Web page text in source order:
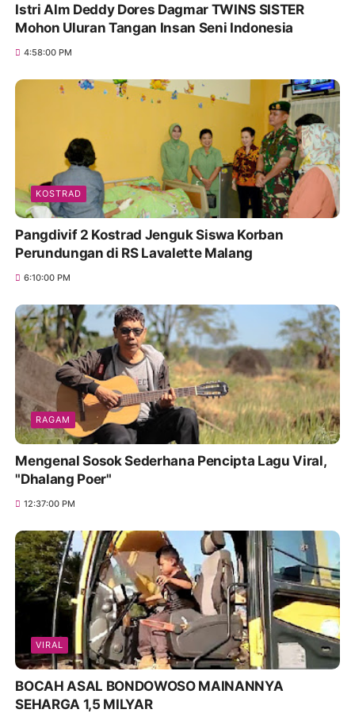
Istri Alm Deddy Dores Dagmar TWINS SISTER
Mohon Uluran Tangan Insan Seni Indonesia
4:58:00 PM
KOSTRAD
Pangdivif 2 Kostrad Jenguk Siswa Korban
Perundungan di RS Lavalette Malang
6:10:00 PM
RAGAM
Mengenal Sosok Sederhana Pencipta Lagu Viral,
"Dhalang Poer"
12:37:00 PM
VIRAL
BOCAH ASAL BONDOWOSO MAINANNYA
SEHARGA 1,5 MILYAR